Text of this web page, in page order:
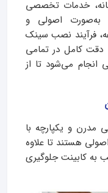
خدمات تخصصی
به‌صورت اصولی و
فرآیند نصب سینک
دقت کامل در تمامی
انجام می‌شود تا از
مدرن و یکپارچه با
هستند تا علاوه
به کابینت جلوگیری